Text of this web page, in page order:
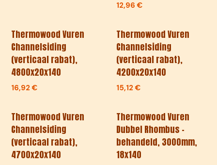
12,96 €
Thermowood Vuren
Channelsiding
(verticaal rabat),
4800x20x140
16,92 €
Thermowood Vuren
Channelsiding
(verticaal rabat),
4200x20x140
15,12 €
Thermowood Vuren
Channelsiding
(verticaal rabat),
4700x20x140
Thermowood Vuren
Dubbel Rhombus -
behandeld, 3000mm,
18x140